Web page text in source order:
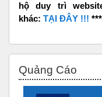
hộ duy trì
khác: TẠI ĐÂY !!! ***
Quảng Cáo